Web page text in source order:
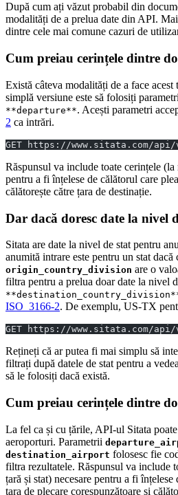
După cum ați văzut probabil din
modalități de a prelua date din API.
dintre cele mai comune cazuri de
Cum preiau cerințele dintre
Există câteva modalități de a face
simplă versiune este să folosiți
**departure**. Acești parametri
2 ca intrări.
GET https://www.sitata.com/api/
Răspunsul va include toate cerințele (la
pentru a fi înțelese de călătorul care
călătorește către țara de destinație.
Dar dacă doresc date la nivel
Sitata are date la nivel de stat pentru
anumită intrare este pentru un stat dacă
origin_country_division are o
filtra pentru a prelua doar date la nivel
ISO_3166-2. De exemplu, US-TX
GET https://www.sitata.com/api/
Rețineți că ar putea fi mai simplu să
filtrați după datele de stat pentru a
să le folosiți dacă există.
Cum preiau cerințele dintre
La fel ca și cu țările, API-ul Sitata
aeroporturi. Parametrii
destination_airport folosesc fie
filtra rezultatele. Răspunsul va include
țară și stat) necesare pentru a fi
țara de plecare corespunzătoare și